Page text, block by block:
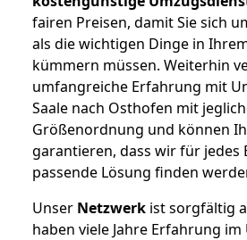
fairen Preisen, damit Sie sich
als die wichtigen Dinge in
kümmern müssen. Weiterhin
umfangreiche Erfahrung mit
Saale nach Osthofen mit
Größenordnung und können
garantieren, dass wir für jedes
passende Lösung finden
Unser Netzwerk ist sorgfältig
haben viele Jahre Erfahrung